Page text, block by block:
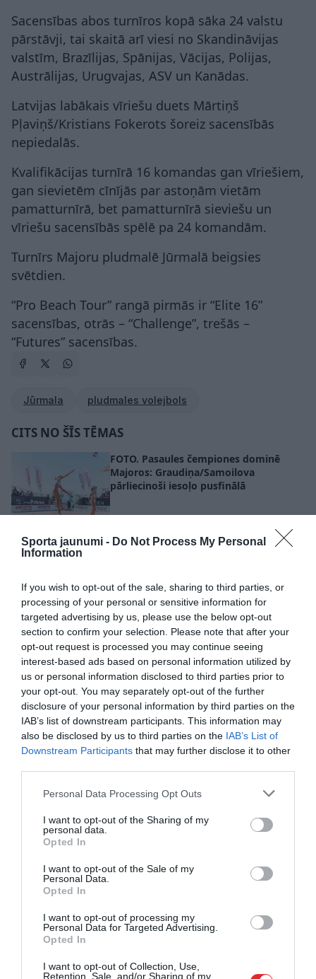
Sporta jaunumi - Do Not Process My Personal
Information
If you wish to opt-out of the sale, sharing to third parties, or
processing of your personal or sensitive information for
targeted advertising by us, please use the below opt-out
section to confirm your selection. Please note that after your
opt-out request is processed you may continue seeing
interest-based ads based on personal information utilized by
us or personal information disclosed to third parties prior to
your opt-out. You may separately opt-out of the further
disclosure of your personal information by third parties on the
IAB’s list of downstream participants. This information may
also be disclosed by us to third parties on the IAB’s List of
Downstream Participants that may further disclose it to other
Please note that this website/app uses one or more Google
not limited to your visit or usage behaviour. You may click to
grant or deny consent to Google and its third-party tags to
use your data for below specified purposes in below Google
consent section.
Personal Data Processing Opt Outs
I want to opt-out of the Sharing of my
personal data.
Opted In
I want to opt-out of the Sale of my
Personal Data.
Opted In
I want to opt-out of processing my
Personal Data for Targeted Advertising.
Opted In
I want to opt-out of Collection, Use,
Retention, Sale, and/or Sharing of my
Sacensības abos turnīros kopā sāka 24 valstu
pārstāvji, tai skaitā arī viesi no Skandināvijas
valstīm, Brazīlijas, Spānijas, Vācijas, Polijas,
Austrālijas, Urugvajas, ASV un Kanādas.
Latvijas labākais vīriešu duets Mārtiņš
Pļaviņš/Kristians Fokerots šoreiz sacensībās
nepiedalās.
Kvalifikācijas turnīrā 16 komandas gan vīriešiem,
gan sievietēm cīnījās par astoņām vietām
pamatturnīrā, bet pamatturnīrā sieviešu un
vīriešu sacensībās spēlē pa 24 komandām.
Turnīrs Majoru pludmalē Jūrmalā beigsies
svētdien.
“Pro Beach Tour” rangā pirmās ir “Elite 16”
sacensības, otrās – “Challenge”, trešās –
“Futures” sacensības.
Jūrmala pludmales volejbols
CITS NO ŠĪS TĒMAS
FOTO. Pasaules čempiones dominē
Majoros: Graudiņa/Samoilova
pārliecinoši iesoļo pusfinālā
volejbola sieviešu dueti “Futures”
Mājinieki priecē skatītājus!
Rinkevičs/Bedrītis un Točs/Auziņš
iekļūst “Futures” turnīra pusfinālā